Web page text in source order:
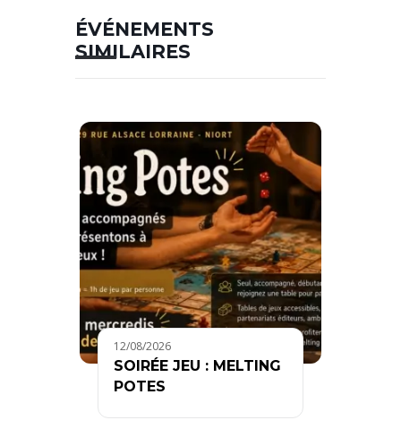
ÉVÉNEMENTS
SIMILAIRES
12/08/2026
SOIRÉE JEU : MELTING
POTES